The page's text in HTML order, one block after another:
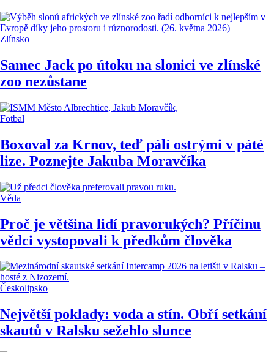
Zlínsko
Samec Jack po útoku na slonici ve zlínské
zoo nezůstane
Fotbal
Boxoval za Krnov, teď pálí ostrými v páté
lize. Poznejte Jakuba Moravčíka
Věda
Proč je většina lidí pravorukých? Příčinu
vědci vystopovali k předkům člověka
Českolipsko
Největší poklady: voda a stín. Obří setkání
skautů v Ralsku sežehlo slunce